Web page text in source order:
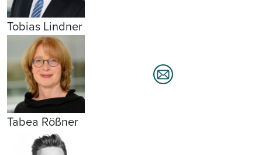
Tobias Lindner
Tabea Rößner